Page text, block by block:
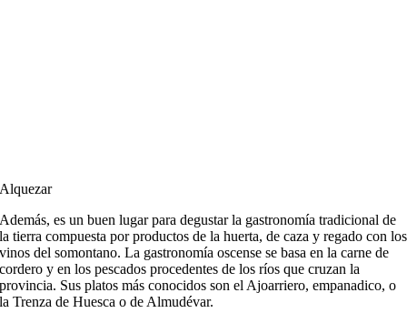
Alquezar
Además, es un buen lugar para degustar la gastronomía tradicional de
la tierra compuesta por productos de la huerta, de caza y regado con los
vinos del somontano. La gastronomía oscense se basa en la carne de
cordero y en los pescados procedentes de los ríos que cruzan la
provincia. Sus platos más conocidos son el Ajoarriero, empanadico, o
la Trenza de Huesca o de Almudévar.